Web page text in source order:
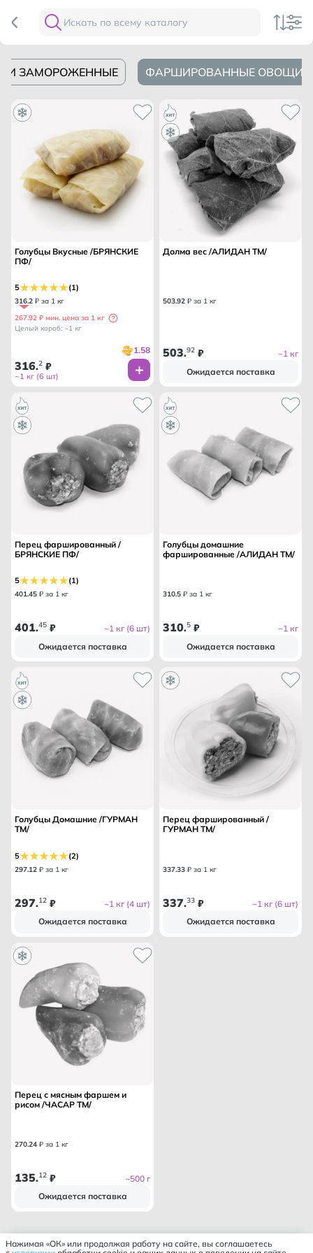
ЗАМОРОЖЕННЫЕ ФАРШИРОВАННЫЕ ОВОЩИ
Голубцы Вкусные /БРЯНСКИЕ
ПФ/
5 (1)
316.2 ₽ за 1 кг
267.92 ₽ мин. цена за 1 кг
Целый короб: ~1 кг
1.58
316.2 ₽
~1 кг (6 шт)
Долма вес /АЛИДАН ТМ/
503.92 ₽ за 1 кг
503.92 ₽
~1 кг
Ожидается поставка
Перец фаршированный /
БРЯНСКИЕ ПФ/
5 (1)
401.45 ₽ за 1 кг
401.45 ₽
~1 кг (6 шт)
Ожидается поставка
Голубцы домашние
фаршированные /АЛИДАН ТМ/
310.5 ₽ за 1 кг
310.5 ₽
~1 кг
Ожидается поставка
Голубцы Домашние /ГУРМАН
ТМ/
5 (2)
297.12 ₽ за 1 кг
297.12 ₽
~1 кг (4 шт)
Ожидается поставка
Перец фаршированный /
ГУРМАН ТМ/
337.33 ₽ за 1 кг
337.33 ₽
~1 кг (6 шт)
Ожидается поставка
Перец с мясным фаршем и
рисом /ЧАСАР ТМ/
270.24 ₽ за 1 кг
135.12 ₽
~500 г
Ожидается поставка
Нажимая «ОК» или продолжая работу на сайте, вы соглашаетесь